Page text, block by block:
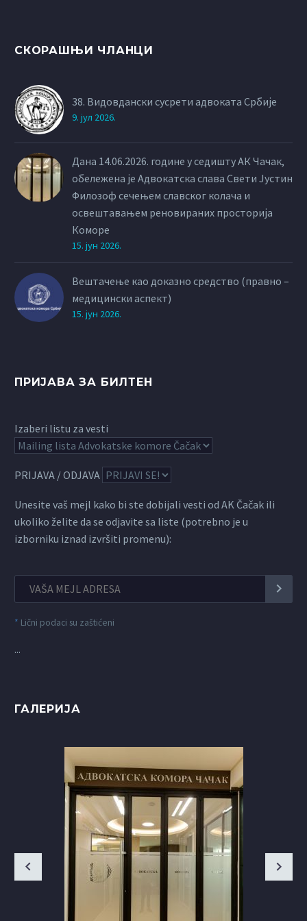
СКОРАШЊИ ЧЛАНЦИ
38. Видовдански сусрети адвоката Србије
9. јул 2026.
Дана 14.06.2026. године у седишту АК Чачак,
обележена је Адвокатска слава Свети Јустин
Филозоф сечењем славског колача и
освештавањем реновираних просторија
Коморе
15. јун 2026.
Вештачење као доказно средство (правно –
медицински аспект)
15. јун 2026.
ПРИЈАВА ЗА БИЛТЕН
Izaberi listu za vesti
PRIJAVA / ODJAVA
Unesite vaš mejl kako bi ste dobijali vesti od AK Čačak ili
ukoliko želite da se odjavite sa liste (potrebno je u
izborniku iznad izvršiti promenu):
* Lični podaci su zaštićeni
...
ГАЛЕРИЈА